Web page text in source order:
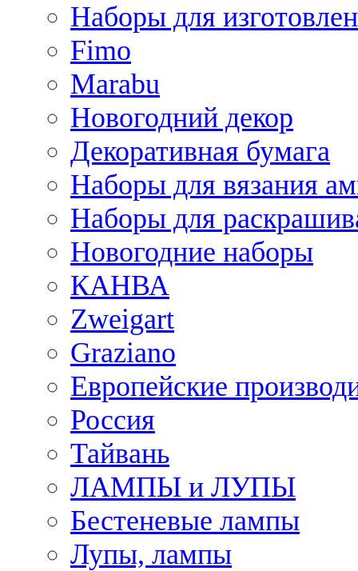
Наборы для
Fimo
Marabu
Новогодний декор
Декоративная бумага
Наборы для вязания
Наборы для
Новогодние наборы
КАНВА
Zweigart
Graziano
Европейские
Россия
Тайвань
ЛАМПЫ и ЛУПЫ
Бестеневые лампы
Лупы, лампы